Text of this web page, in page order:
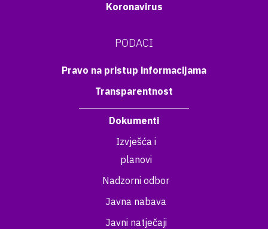
Koronavirus
PODACI
Pravo na pristup informacijama
Transparentnost
Dokumenti
Izvješća i
planovi
Nadzorni odbor
Javna nabava
Javni natječaji